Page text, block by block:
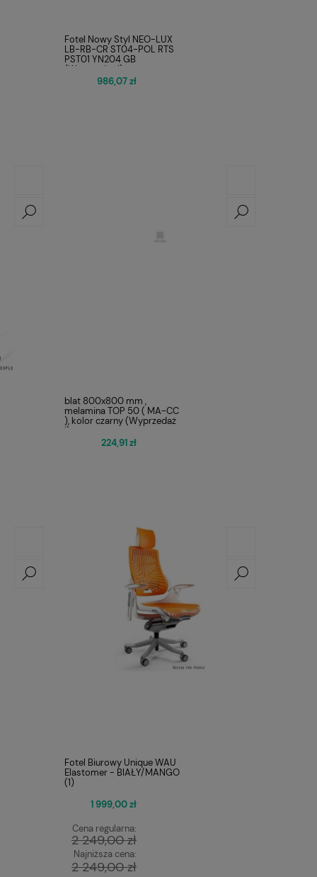
Fotel Nowy Styl NEO-LUX
LB-RB-CR ST04-POL RTS
PST01 YN204 GB
(Wyprzedaż !)
986,07 zł
blat 800x800 mm ,
melamina TOP 50 ( MA-CC
), kolor czarny (Wyprzedaż
!)
224,91 zł
Fotel Biurowy Unique WAU
Elastomer - BIAŁY/MANGO
(1)
1 999,00 zł
Cena regularna:
2 249,00 zł
Najniższa cena:
2 249,00 zł